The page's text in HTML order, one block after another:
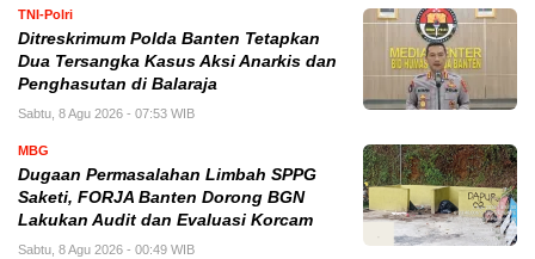
TNI-Polri
Ditreskrimum Polda Banten Tetapkan
Dua Tersangka Kasus Aksi Anarkis dan
Penghasutan di Balaraja
Sabtu, 8 Agu 2026 - 07:53 WIB
MBG
Dugaan Permasalahan Limbah SPPG
Saketi, FORJA Banten Dorong BGN
Lakukan Audit dan Evaluasi Korcam
Sabtu, 8 Agu 2026 - 00:49 WIB